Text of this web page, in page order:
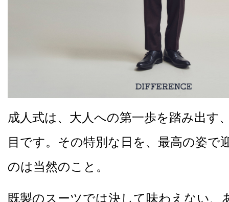
成人式は、大人への第一歩を踏み出す
目です。その特別な日を、最高の姿で
のは当然のこと。
既製のスーツでは決して味わえない、